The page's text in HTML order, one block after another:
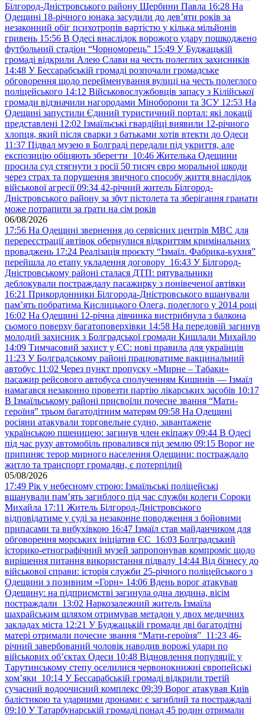
Білгород-Дністровського району Щербини Павла 16:28 На
Одещині 18-річного юнака засудили до дев’яти років за
незаконний обіг психотропів вартістю у кілька мільйонів
гривень 15:56 В Одесі внаслідок ворожого удару пошкоджено
футбольний стадіон “Чорноморець” 15:49 У Буджацькій
громаді відкрили Алею Слави на честь полеглих захисників
14:48 У Бессарабській громаді розпочали громадське
обговорення щодо перейменування вулиці на честь полеглого
поліцейського 14:12 Військовослужбовців запасу з Кілійської
громади відзначили нагородами Міноборони та ЗСУ 12:53 На
Одещині запустили Єдиний туристичний портал: які локації
представлені 12:02 Ізмаїльські гвардійці виявили 12-річного
хлопця, який після сварки з батьками хотів втекти до Одеси
11:37 Підвал музею в Болграді передали під укриття, але
експозицію обіцяють зберегти 10:46 Жителька Одещини
просила суд стягнути з росії 50 тисяч євро моральної шкоди
через страх та порушення звичного способу життя внаслідок
військової агресії 09:34 42-річний житель Білгород-
Дністровського району за збут пістолета та зберігання гранати
може потрапити за ґрати на сім років
06/08/2026
17:56 На Одещині звернення до сервісних центрів МВС для
перереєстрації автівок обернулися відкриттям кримінальних
проваджень 17:24 Реалізація проєкту “Ізмаїл. Фабрика-кухня”
перейшла до етапу укладення договору 16:43 У Білгород-
Дністровському районі сталася ДТП: рятувальники
деблокували постраждалу пасажирку з понівеченої автівки
16:21 Прикордонники Білгорода-Дністровського вшанували
пам’ять побратима Кислицького Олега, полеглого у 2014 році
16:02 На Одещині 12-річна дівчинка вистрибнула з балкона
сьомого поверху багатоповерхівки 14:58 На передовій загинув
молодий захисник з Болградської громади Кишлали Михайло
14:09 Тимчасовий захист у ЄС: нові правила для українців
11:23 У Болградському районі працюватиме вакцинальний
автобус 11:02 Через пункт пропуску «Мирне – Табаки»
пасажир рейсового автобуса сполученням Кишинів — Ізмаїл
намагався незаконно провезти партію лікарських засобів 10:17
В Ізмаїльському районі присвоїли почесне звання “Мати-
героїня” трьом багатодітним матерям 09:58 На Одещині
росіяни атакували торговельне судно, завантажене
українською пшеницею: загинув член екіпажу 09:44 В Одесі
під час руху автомобіль провалився під землю 09:15 Ворог не
припиняє терор мирного населення Одещини: постраждало
житло та транспорт громадян, є потерпілий
05/08/2026
17:49 Рік у небесному строю: Ізмаїльські поліцейські
вшанували пам’ять загиблого під час служби колеги Сороки
Михайла 17:11 Житель Білгород-Дністровського
відповідатиме у суді за незаконне поводження з бойовими
припасами та вибухівкою 16:47 Ізмаїл став майданчиком для
обговорення морських ініціатив ЄС 16:03 Болградський
історико-етнографічний музей запропонував компроміс щодо
вирішення питання використання підвалу 14:44 Від бізнесу до
військової справи: історія служби 25-річного поліцейського з
Одещини з позивним «Горн» 14:06 Вдень ворог атакував
Одещину: на підприємстві загинула одна людина, вісім
постраждали 13:02 Наркозалежний житель Ізмаїла
шахрайським шляхом отримував метадон у двох медичних
закладах міста 12:21 У Буджацькій громади дві багатодітні
матері отримали почесне звання “Мати-героїня” 11:23 46-
річний завербований чоловік наводив ворожі удари по
військових обʼєктах Одеси 10:48 Відновлення популяції: у
Тарутинському степу оселилися червонокнижні європейські
хом’яки 10:14 У Бессарабській громаді відкрили третій
сучасний водоочисний комплекс 09:39 Ворог атакував Київ
балістикою та ударними дронами: є загиблий та постраждалі
09:10 У Татарбунарській громаді понад 45 родин отримали